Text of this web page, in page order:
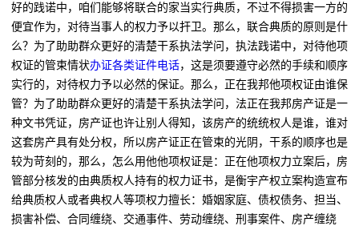
好的践诺中，咱们能够将联合的家当实行典质，不过不得损害一方的
便宜作为，对待当事人的权力予以扞卫。那么，联合典质的原则是什
么？为了助助群众更好的清楚干系执法学问，执法践诺中，对待他项
权证的管束情状办证各类证件电话，这是须要遵守必然的手续和顺序
实行的，对待权力予以必然的保证。那么，正在我邦他项权证由谁保
管？为了助助群众更好的清楚干系执法学问，法正在我邦房产证是一
种文书凭证，房产证也许让别人得知，该房产的统统权人是谁，谁对
这套房产具有处分权，所以房产证正在管束的光阴，干系的顺序也是
较为苛刻的，那么，怎么用他他项权证是：正在他项权力立案后，房
管部分核发的由典质权人持有的权力证书，是衡宇产权立案构造宣布
给典质权人或者典权人等项权力擅长：婚姻家庭、债权债务、担当、
损害补偿、合同缠绕、交通事件、劳动缠绕、刑事案件、房产缠绕